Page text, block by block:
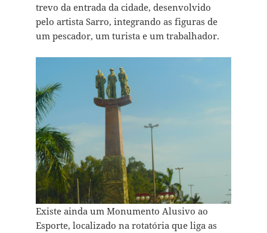
trevo da entrada da cidade, desenvolvido
pelo artista Sarro, integrando as figuras de
um pescador, um turista e um trabalhador.
Existe ainda um Monumento Alusivo ao
Esporte, localizado na rotatória que liga as